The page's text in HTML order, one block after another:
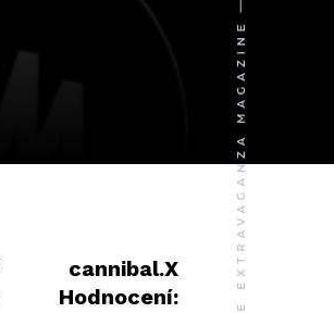
cannibal.X
Hodnocení: